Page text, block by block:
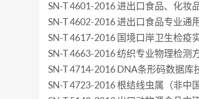
SN-T 4601-2016 进出口食品、化妆
SN-T 4602-2016 进出口食品专业通
SN-T 4617-2016 国境口岸卫生检疫
SN-T 4663-2016 纺织专业物理检测
SN-T 4714-2016 DNA条形码数据库
SN-T 4723-2016 根结线虫属（非中